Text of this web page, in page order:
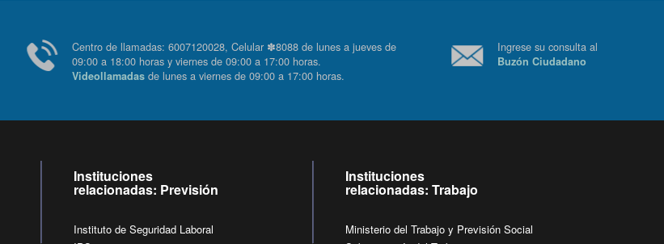
Centro de llamadas: 6007120028, Celular ✽8088 de lunes a jueves de
09:00 a 18:00 horas y viernes de 09:00 a 17:00 horas.
Videollamadas de lunes a viernes de 09:00 a 17:00 horas.
Ingrese su consulta al
Buzón Ciudadano
Instituciones
relacionadas: Previsión
Instituto de Seguridad Laboral
Instituciones
relacionadas: Trabajo
Ministerio del Trabajo y Previsión Social